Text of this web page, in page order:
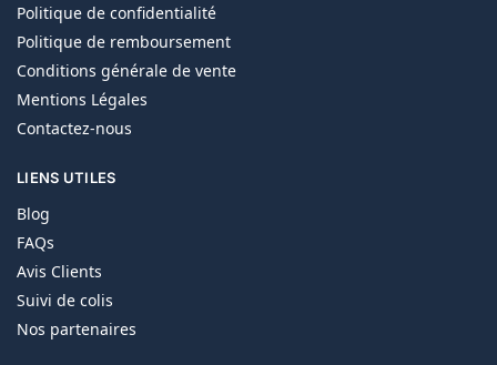
Politique de confidentialité
Politique de remboursement
Conditions générale de vente
Mentions Légales
Contactez-nous
LIENS UTILES
Blog
FAQs
Avis Clients
Suivi de colis
Nos partenaires